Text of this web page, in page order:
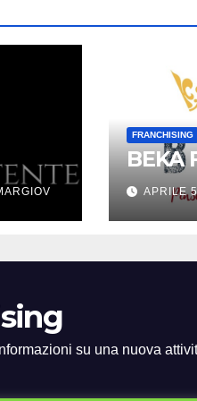
FRANCHISING
BEKA
APRILE
su una nuova